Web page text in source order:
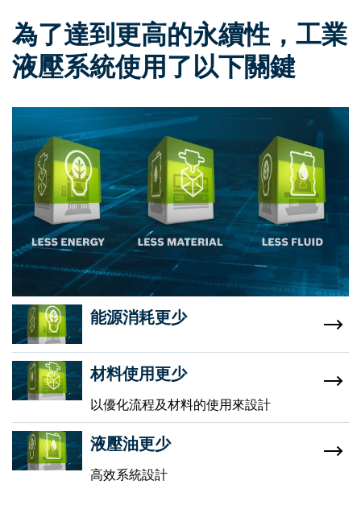
為了達到更高的永續性，工業
液壓系統使用了以下關鍵
能源消耗更少
材料使用更少
以優化流程及材料的使用來設計
液壓油更少
高效系統設計